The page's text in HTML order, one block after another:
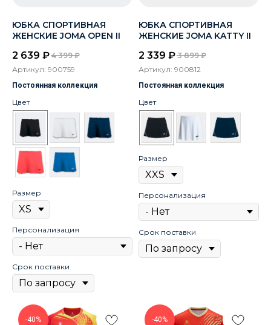
ЮБКА СПОРТИВНАЯ
ЖЕНСКИЕ JOMA OPEN II
2 639 ₽ 4 399 ₽
Артикул: 900759
Постоянная коллекция
Цвет
Размер
Персонализация
Срок поставки
ЮБКА СПОРТИВНАЯ
ЖЕНСКИЕ JOMA KATTY II
2 339 ₽ 3 899 ₽
Артикул: 900812
Постоянная коллекция
Цвет
Размер
Персонализация
Срок поставки
-40% -40%